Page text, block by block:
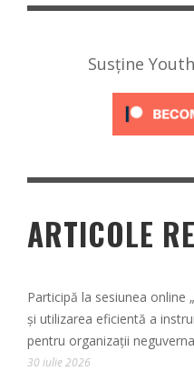
Susține
ARTICOLE
Participă la sesiunea online
și utilizarea eficientă a
pentru organizații
30 iulie 2026